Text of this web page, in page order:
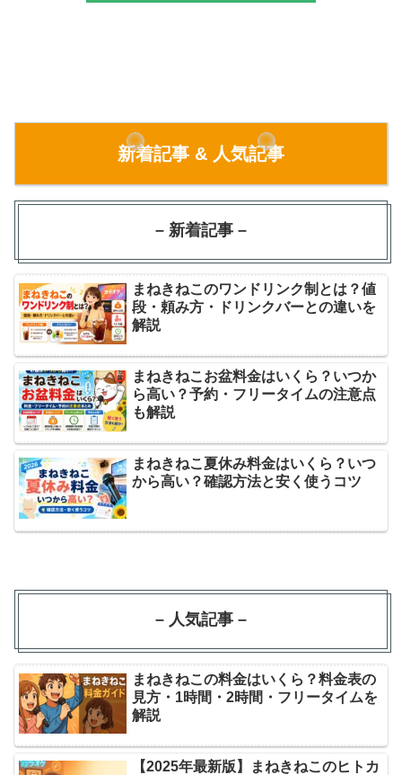
新着記事 & 人気記事
– 新着記事 –
まねきねこのワンドリンク制とは？値
段・頼み方・ドリンクバーとの違いを
解説
まねきねこお盆料金はいくら？いつか
ら高い？予約・フリータイムの注意点
も解説
まねきねこ夏休み料金はいくら？いつ
から高い？確認方法と安く使うコツ
– 人気記事 –
まねきねこの料金はいくら？料金表の
見方・1時間・2時間・フリータイムを
解説
【2025年最新版】まねきねこのヒトカ